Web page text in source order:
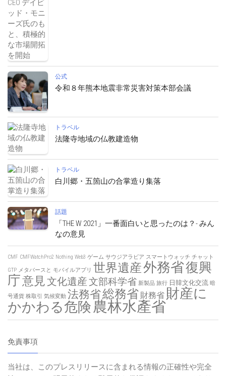
公式
令和８年熊本地震非常災害対策本部会議
トラベル
法隆寺地域の仏教建造物
トラベル
白川郷・五箇山の合掌造り集落
話題
「THE W 2021」一番面白いと思ったのは？- みん
なの意見
CMF CMFWatchPro2 Nothing Web3 ゲーム サウジアラビア スマートウォッチ チャット
GTP メタバースと モバイルアプリ 世界遺産外務省復興
庁意見文化遺産文部科学省 新製品 旅行 日韓文化交流 暗
号通貨 株取引 気候変動 法務省総務省 財務省 財産に
かかわる危険農林水產省
免責事項
当社は、このプレスリリースに含まれる情報の正確性や完全